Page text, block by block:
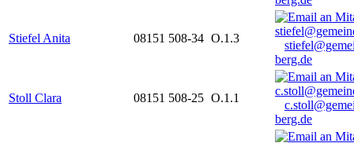
Stiefel Anita 08151 508-34 O.1.3
berg.de
Stoll Clara 08151 508-25 O.1.1
berg.de